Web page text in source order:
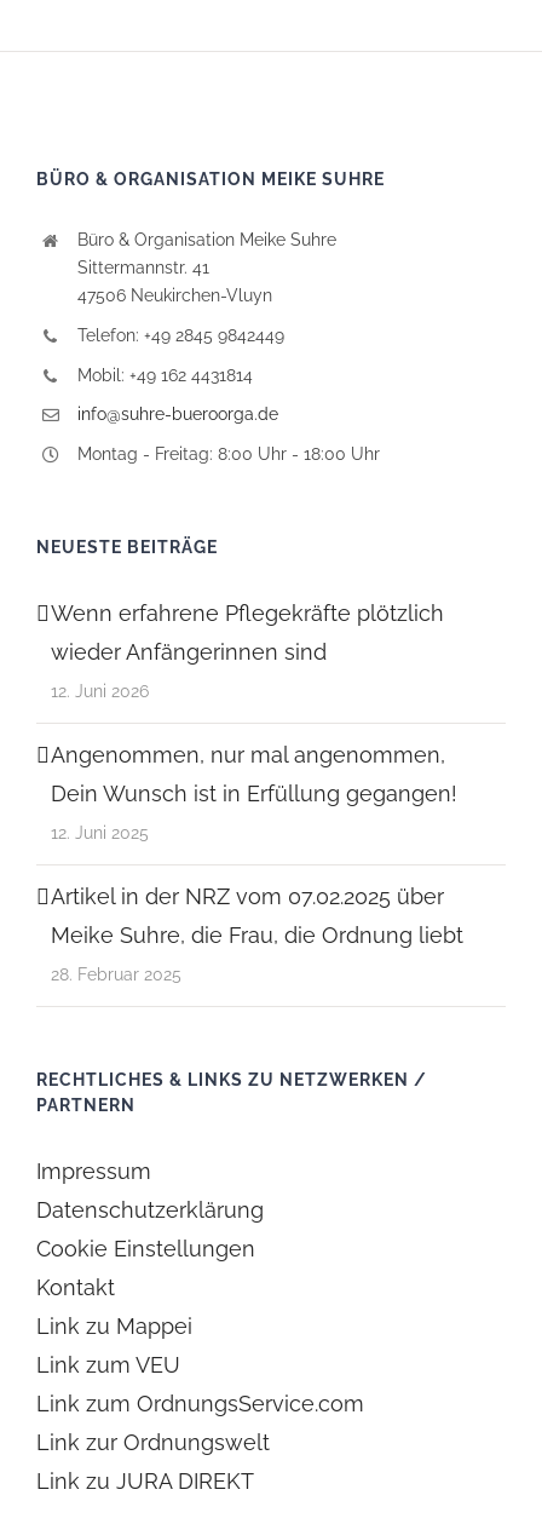
BÜRO & ORGANISATION MEIKE SUHRE
Büro & Organisation Meike Suhre
Sittermannstr. 41
47506 Neukirchen-Vluyn
Telefon: +49 2845 9842449
Mobil: +49 162 4431814
info@suhre-bueroorga.de
Montag - Freitag: 8:00 Uhr - 18:00 Uhr
NEUESTE BEITRÄGE
Wenn erfahrene Pflegekräfte plötzlich
wieder Anfängerinnen sind
12. Juni 2026
Angenommen, nur mal angenommen,
Dein Wunsch ist in Erfüllung gegangen!
12. Juni 2025
Artikel in der NRZ vom 07.02.2025 über
Meike Suhre, die Frau, die Ordnung liebt
28. Februar 2025
RECHTLICHES & LINKS ZU NETZWERKEN /
PARTNERN
Impressum
Datenschutzerklärung
Cookie Einstellungen
Kontakt
Link zu Mappei
Link zum VEU
Link zum OrdnungsService.com
Link zur Ordnungswelt
Link zu JURA DIREKT